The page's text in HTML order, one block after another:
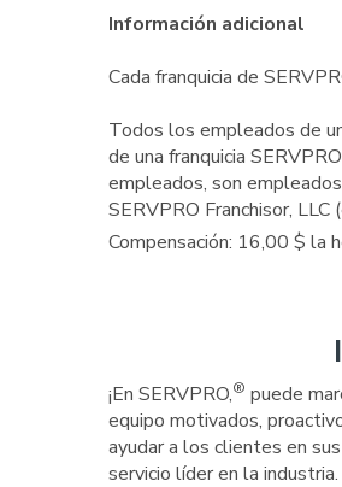
Información adicional
Cada franquicia de
Todos los empleados de
de una franquicia
empleados, son
SERVPRO Franchisor, LLC
Compensación: 16,00 $ la
¡En SERVPRO,® puede
equipo motivados,
ayudar a los clientes en
servicio líder en la